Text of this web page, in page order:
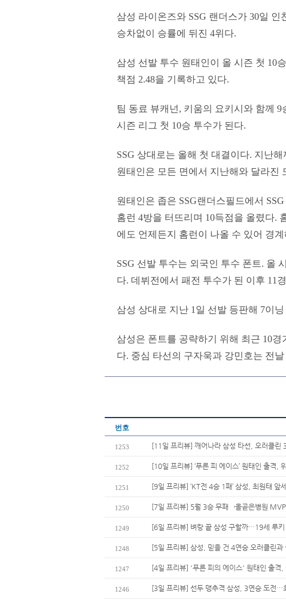
삼성 라이온즈와 SSG 랜더스가 30일
승차없이 승률에 뒤진 4위다.
삼성 선발 투수 원태인이 올 시즌 첫 10
책점 2.48을 기록하고 있다.
팀 동료 뷰캐넌, 키움의 요키시와 함께
시즌 리그 첫 10승 투수가 된다.
SSG 상대로는 올해 첫 대결이다. 지난
원태인은 모든 면에서 지난해와 달라진
원태인은 좁은 SSG랜더스필드에서
홈런 4방을 터뜨리며 10득점을 올렸다.
에도 언제든지 홈런이 나올 수 있어 경
SSG 선발 투수는 외국인 투수 폰트. 올
다. 데뷔전에서 패전 투수가 된 이후 11
삼성 상대로 지난 1일 선발 등판해 7이
삼성은 폰트를 공략하기 위해 최근 10
다. 중심 타선의 구자욱과 강민호는 전
번호
1253 [11일 프리뷰] 깨어나라 삼성 타선, 오러클린
1252 [10일 프리뷰] ‘푸른 피 에이스’ 원태인 출격,
1251 [9일 프리뷰] ‘KT전 4승 1패’ 삼성, 최원태 앞
1250 [7일 프리뷰] 5월 3승 무패→올곧은병원
1249 [6일 프리뷰] 벼랑 끝 삼성 구할까…19세 루
1248 [5일 프리뷰] 삼성, 믿을 건 4연승 오러클린과
1247 [4일 프리뷰] '푸른 피의 에이스' 원태인 출격,
1246 [3일 프리뷰] 선두 맹추격 삼성, 3연승 도전…